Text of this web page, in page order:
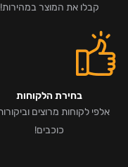
קבלו את המוצר במהירות!
בחירת הלקוחות
כוכבים!